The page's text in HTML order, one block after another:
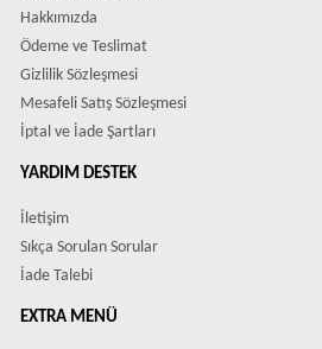
Hakkımızda
Ödeme ve Teslimat
Gizlilik Sözleşmesi
Mesafeli Satış Sözleşmesi
İptal ve İade Şartları
YARDIM DESTEK
İletişim
Sıkça Sorulan Sorular
İade Talebi
EXTRA MENÜ